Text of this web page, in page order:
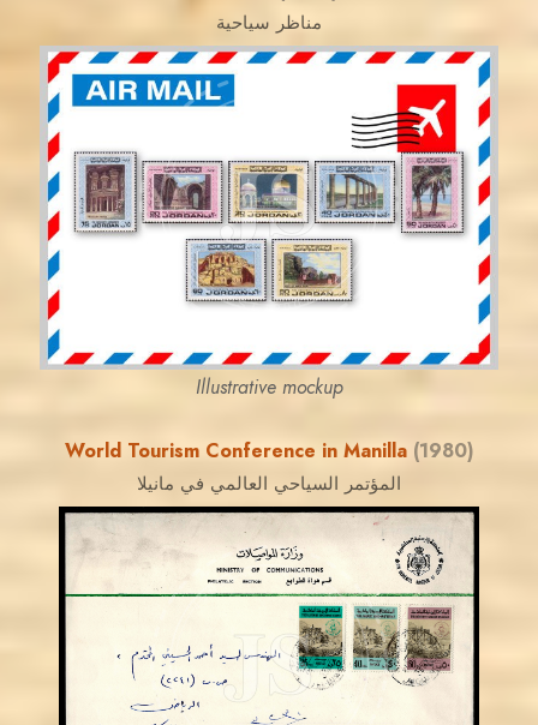
مناظر سياحية
JS
JORDANSTAMPS.COM
EST. 2007
Illustrative mockup
World Tourism Conference in Manilla (1980)
المؤتمر السياحي العالمي في مانيلا
JS
JORDANSTAMPS.COM